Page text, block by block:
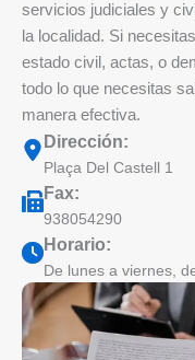
servicios judiciales y
la localidad. Si
estado civil, actas, o
todo lo que necesitas
manera efectiva.
Dirección:
Plaça Del Castell 1
Fax:
938054290
Horario:
De lunes a viernes,